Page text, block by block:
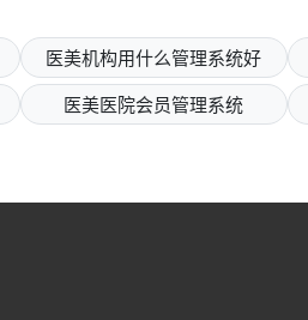
医美机构用什么管理系统好
医美医院会员管理系统